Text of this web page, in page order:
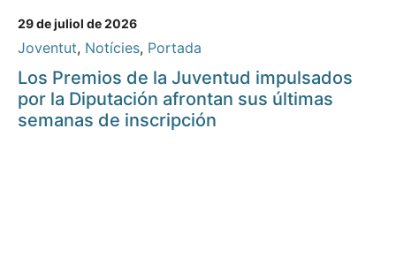
29 de juliol de 2026
Joventut, Notícies, Portada
Los Premios de la Juventud impulsados
por la Diputación afrontan sus últimas
semanas de inscripción